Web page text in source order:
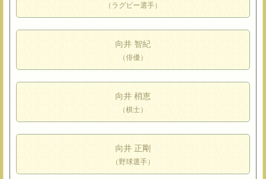
（ラグビー選手）
向井 智紀
（俳優）
向井 梢恵
（棋士）
向井 正剛
（野球選手）